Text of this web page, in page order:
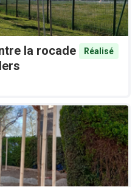
la rocade
Réalisé